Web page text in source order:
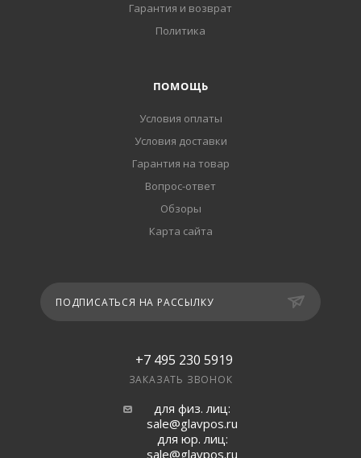
Гарантия и возврат
Политика
ПОМОЩЬ
Условия оплаты
Условия доставки
Гарантия на товар
Вопрос-ответ
Обзоры
Карта сайта
ПОДПИСАТЬСЯ НА РАССЫЛКУ
+7 495 230 5919
ЗАКАЗАТЬ ЗВОНОК
для физ. лиц:
sale@glavpos.ru
для юр. лиц:
sale@glavpos.ru